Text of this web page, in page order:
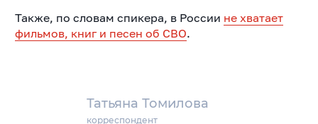
Татьяна Томилова
корреспондент
Также, по словам спикера, в России не хватает
фильмов, книг и песен об СВО.